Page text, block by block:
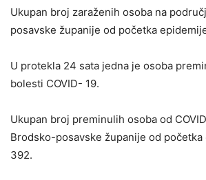
Ukupan broj zaraženih osoba na
posavske županije od početka
U protekla 24 sata jedna je osoba
bolesti COVID- 19.
Ukupan broj preminulih osoba od
Brodsko-posavske županije od
392.